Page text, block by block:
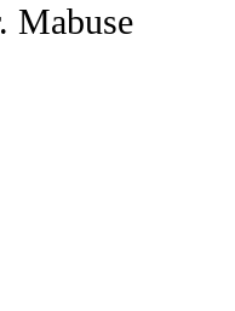
Mabuse